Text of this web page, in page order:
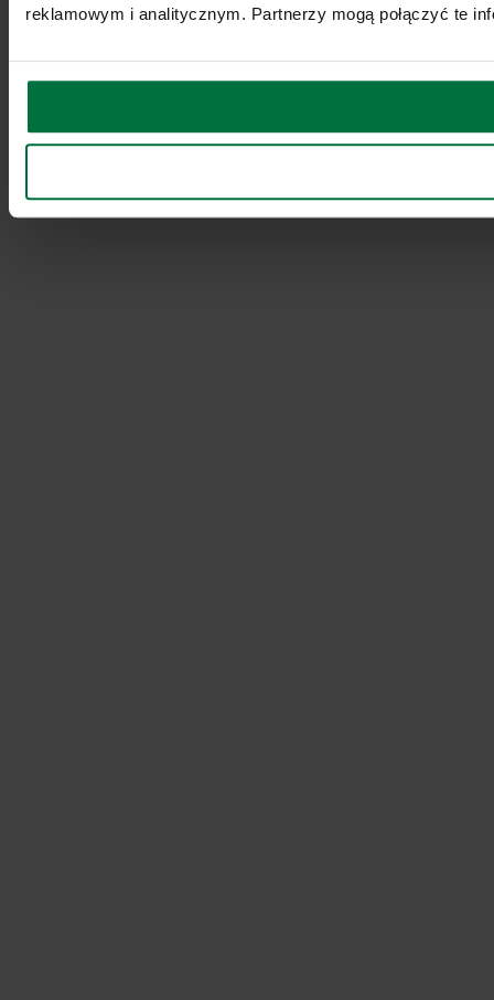
reklamowym i analitycznym. Partnerzy mogą połączyć te